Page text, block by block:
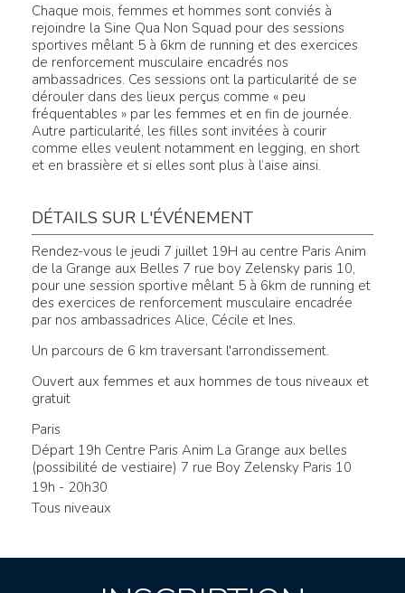
Chaque mois, femmes et hommes sont conviés à
rejoindre la Sine Qua Non Squad pour des sessions
sportives mêlant 5 à 6km de running et des exercices
de renforcement musculaire encadrés nos
ambassadrices. Ces sessions ont la particularité de se
dérouler dans des lieux perçus comme « peu
fréquentables » par les femmes et en fin de journée.
Autre particularité, les filles sont invitées à courir
comme elles veulent notamment en legging, en short
et en brassière et si elles sont plus à l’aise ainsi.
DÉTAILS SUR L'ÉVÉNEMENT
Rendez-vous le jeudi 7 juillet 19H au centre Paris Anim
de la Grange aux Belles 7 rue boy Zelensky paris 10,
pour une session sportive mêlant 5 à 6km de running et
des exercices de renforcement musculaire encadrée
par nos ambassadrices Alice, Cécile et Ines.
Un parcours de 6 km traversant l'arrondissement.
Ouvert aux femmes et aux hommes de tous niveaux et
gratuit
Paris
Départ 19h Centre Paris Anim La Grange aux belles
(possibilité de vestiaire) 7 rue Boy Zelensky Paris 10
19h - 20h30
Tous niveaux